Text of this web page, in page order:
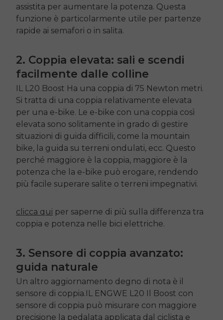
assistita per aumentare la potenza. Questa
funzione è particolarmente utile per partenze
rapide ai semafori o in salita.
2. Coppia elevata: sali e scendi
facilmente dalle colline
IL L20 Boost Ha una coppia di 75 Newton metri.
Si tratta di una coppia relativamente elevata
per una e-bike. Le e-bike con una coppia così
elevata sono solitamente in grado di gestire
situazioni di guida difficili, come la mountain
bike, la guida su terreni ondulati, ecc. Questo
perché maggiore è la coppia, maggiore è la
potenza che la e-bike può erogare, rendendo
più facile superare salite o terreni impegnativi.
clicca qui per saperne di più sulla differenza tra
coppia e potenza nelle bici elettriche.
3. Sensore di coppia avanzato:
guida naturale
Un altro aggiornamento degno di nota è il
sensore di coppia.IL ENGWE L20 Il Boost con
sensore di coppia può misurare con maggiore
precisione la pedalata applicata dal ciclista e
and enjoy 2% off your next order.
email_marketing_consent
Send me news and special offers. I can unsubscribe at
anytime.